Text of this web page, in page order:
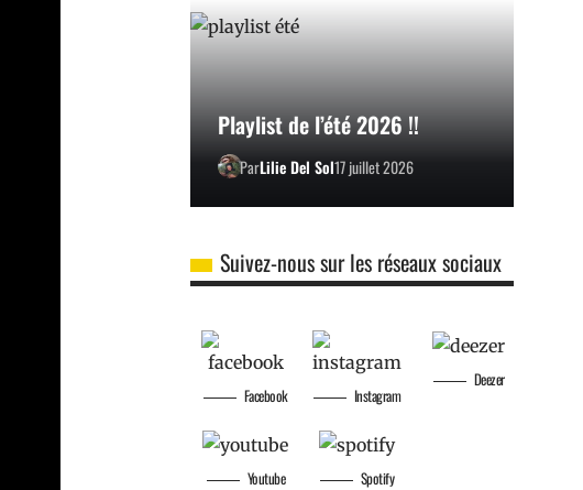
Playlist de l’été 2026 !!
ParLilie Del Sol17 juillet 2026
Suivez-nous sur les réseaux sociaux
Facebook
Youtube
Instagram
Spotify
Deezer